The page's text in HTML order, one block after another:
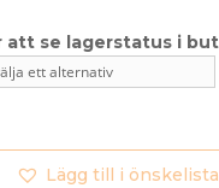
Lägg till i önskelista